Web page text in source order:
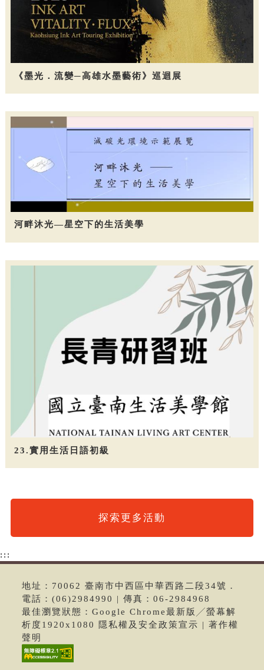
《墨光．流變─高雄水墨藝術》巡迴展
河畔沐光—星空下的生活美學
23.實用生活日語初級
探索更多活動
:::
地址：70062 臺南市中西區中華西路二段34號．
電話：(06)2984990 | 傳真：06-2984968
最佳瀏覽狀態：Google Chrome最新版╱螢幕解
析度1920x1080 隱私權及安全政策宣示 | 著作權
聲明